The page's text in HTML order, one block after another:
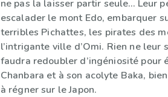
ne pas la laisser partir seule… Leur
escalader le mont Edo, embarquer
terribles Pichattes, les pirates des
l’intrigante ville d’Omi. Rien ne leur
faudra redoubler d’ingéniosité pour
Chanbara et à son acolyte Baka,
à régner sur le Japon.